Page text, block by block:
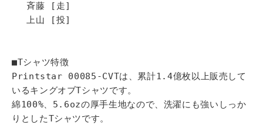
斉藤 [走]
上山 [投]
■Tシャツ特徴
Printstar 00085-CVTは、累計1.4億枚以上販売して
いるキングオブTシャツです。
綿100%、5.6ozの厚手生地なので、洗濯にも強いしっか
りとしたTシャツです。